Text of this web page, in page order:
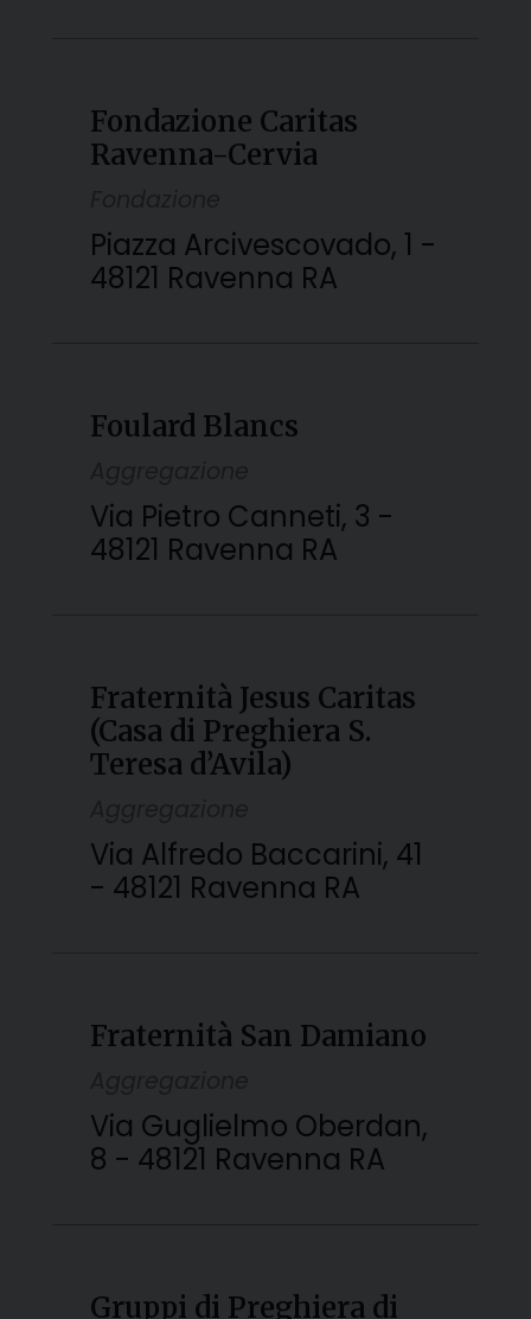
Fondazione Caritas
Ravenna-Cervia
Piazza Arcivescovado, 1 -
48121 Ravenna RA
Foulard Blancs
Via Pietro Canneti, 3 -
48121 Ravenna RA
Fraternità Jesus Caritas
(Casa di Preghiera S.
Teresa d’Avila)
Via Alfredo Baccarini, 41
- 48121 Ravenna RA
Fraternità San Damiano
Via Guglielmo Oberdan,
8 - 48121 Ravenna RA
Gruppi di Preghiera di